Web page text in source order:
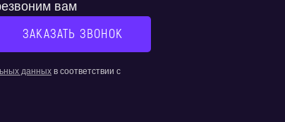
вам
данных в соответствии с